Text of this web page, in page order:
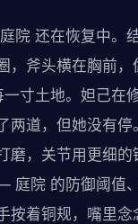
院 还在恢复中。
，斧头横在胸前
寸土地。妲己在
两道，但她没有
磨，关节用更细
院 的防御阈值
按着铜规，嘴里